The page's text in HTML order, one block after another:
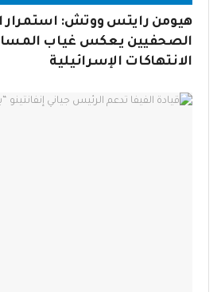
هيومن رايتس ووتش:
الصحفيين يعكس غياب
الانتهاكات الإسرائيلية